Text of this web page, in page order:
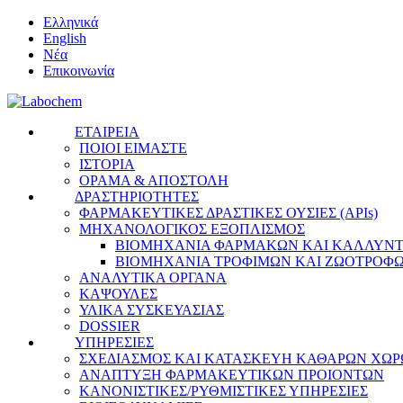
Ελληνικά
English
Νέα
Επικοινωνία
ΕΤΑΙΡΕΙΑ
ΠΟΙΟΙ ΕΙΜΑΣΤΕ
ΙΣΤΟΡΙΑ
ΟΡΑΜΑ & ΑΠΟΣΤΟΛΗ
ΔΡΑΣΤΗΡΙΟΤΗΤΕΣ
ΦΑΡΜΑΚΕΥΤΙΚΕΣ ΔΡΑΣΤΙΚΕΣ ΟΥΣΙΕΣ (APIs)
ΜΗΧΑΝΟΛΟΓΙΚΟΣ ΕΞΟΠΛΙΣΜΟΣ
ΒΙΟΜΗΧΑΝΙΑ ΦΑΡΜΑΚΩΝ ΚΑΙ
ΒΙΟΜΗΧΑΝΙΑ ΤΡΟΦΙΜΩΝ ΚΑΙ
ΑΝΑΛΥΤΙΚΑ ΟΡΓΑΝΑ
ΚΑΨΟΥΛΕΣ
ΥΛΙΚΑ ΣΥΣΚΕΥΑΣΙΑΣ
DOSSIER
ΥΠΗΡΕΣΙΕΣ
ΣΧΕΔΙΑΣΜΟΣ ΚΑΙ ΚΑΤΑΣΚΕΥΗ ΚΑΘΑΡΩΝ
ΑΝΑΠΤΥΞΗ ΦΑΡΜΑΚΕΥΤΙΚΩΝ ΠΡΟΙΟΝΤΩΝ
ΚΑΝΟΝΙΣΤΙΚΕΣ/ΡΥΘΜΙΣΤΙΚΕΣ ΥΠΗΡΕΣΙΕΣ